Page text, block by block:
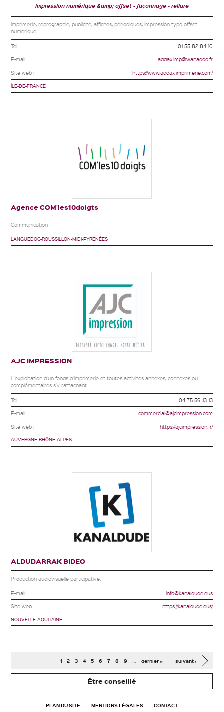
impression numérique &amp; offset façonnage reliure
Imprimerie, reprographie, publicité, affiches, périodiques, impression typo offset
numérique.
Tel. : 01 55 82 84 10
E-mail : addax.imp@wanadoo.fr
Site web : https://www.addax-imprimerie.com/
ÎLE-DE-FRANCE
Agence COM’les10doigts
Communication
LANGUEDOC-ROUSSILLON-MIDI-PYRÉNÉES
AJC IMPRESSION
L'exploitation d'un fonds d'imprimerie et toutes activités annexes, connexes ou
complémentaires s'y rattachant.
Tel. : 04 75 59 13 13
E-mail : commercial@ajcimpression.com
Site web : https://ajcimpression.fr/
AUVERGNE-RHÔNE-ALPES
ALDUDARRAK BIDEO
Production audiovisuelle participative.
E-mail : info@kanaldude.eus
Site web : https://kanaldude.eus/
NOUVELLE-AQUITAINE
1 2 3 4 5 6 7 8 9 … suivant ›
dernier »
Être conseillé
PLAN DU SITE MENTIONS LÉGALES CONTACT